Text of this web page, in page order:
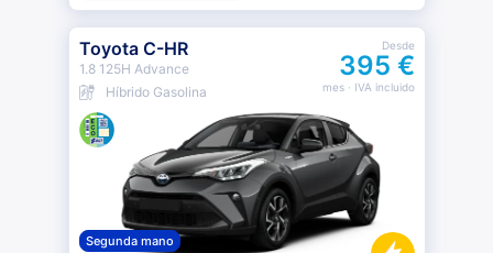
Toyota C-HR
1.8 125H Advance
Híbrido Gasolina
Desde
395 €
mes· IVA incluido
Segunda mano